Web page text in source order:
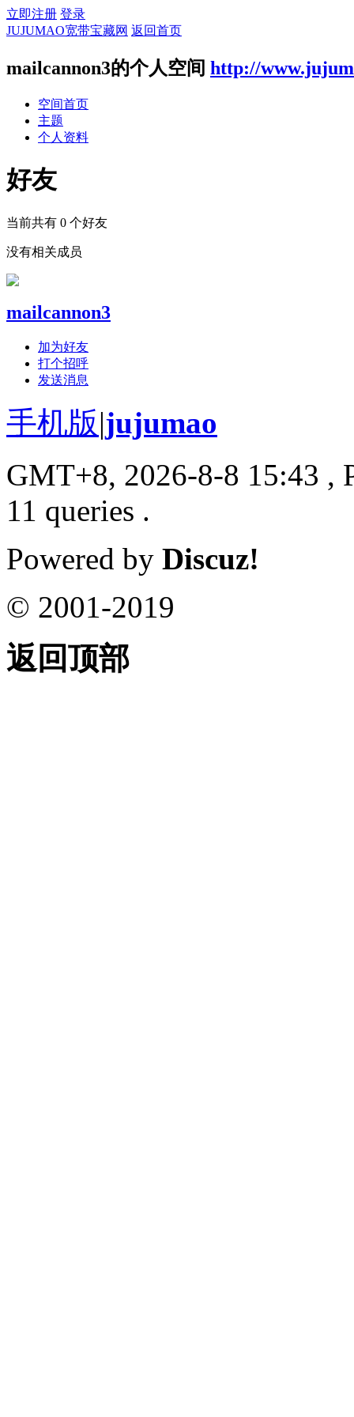
立即注册 登录
JUJUMAO宽带宝藏网 返回首页
mailcannon3的个人空间 http://
空间首页
主题
个人资料
好友
当前共有 0 个好友
没有相关成员
mailcannon3
加为好友
打个招呼
发送消息
手机版|jujumao
GMT+8, 2026-8-8 15:43 ,
11 queries .
Powered by Discuz!
© 2001-2019
返回顶部